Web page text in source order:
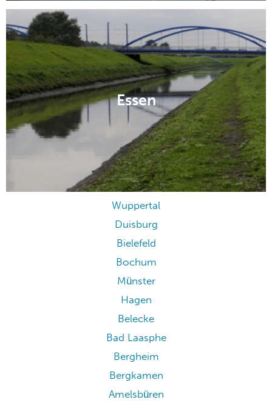
Essen
Wuppertal
Duisburg
Bielefeld
Bochum
Münster
Hagen
Belecke
Bad Laasphe
Bergheim
Bergkamen
Amelsbüren